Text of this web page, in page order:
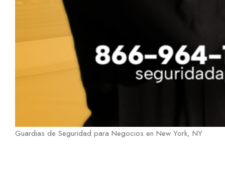
Guardias de Seguridad para Negocios en New York, NY